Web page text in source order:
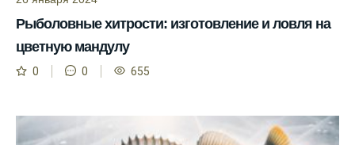
клева.
рыбалки и проверяйте прогноз клева.
Рыболовные хитрости: изготовление и ловля на
цветную мандулу
0 0 655